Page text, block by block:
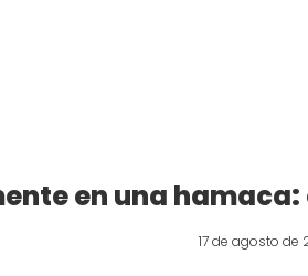
en una
17 de agosto de